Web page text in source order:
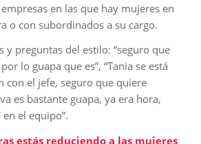
en las que hay mujeres en
o con subordinados a su cargo.
y preguntas del estilo: “seguro que
lo guapa que es”, “Tania se está
con el jefe, seguro que quiere
es bastante guapa, ya era hora,
el equipo”.
estás reduciendo a las mujeres